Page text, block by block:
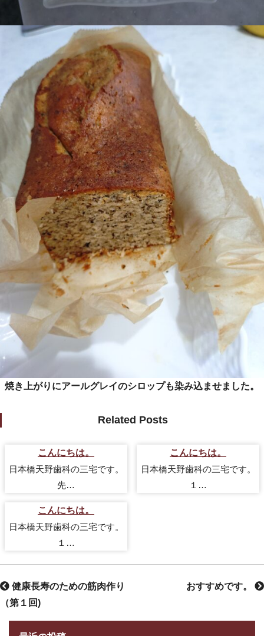
焼き上がりにアールグレイのシロップも染み込ませました。
Related Posts
こんにちは。
日本橋天野歯科の三宅です。
先…
こんにちは。
日本橋天野歯科の三宅です。
１…
こんにちは。
日本橋天野歯科の三宅です。
１…
おすすめです。
健康長寿のための筋肉作り
（第１回)